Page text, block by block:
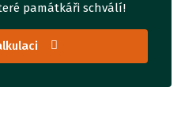
památkáři schválí!